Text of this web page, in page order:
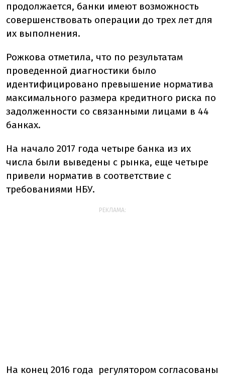
продолжается, банки имеют возможность
совершенствовать операции до трех лет для
их выполнения.
Рожкова отметила, что по результатам
проведенной диагностики было
идентифицировано превышение норматива
максимального размера кредитного риска по
задолженности со связанными лицами в 44
банках.
На начало 2017 года четыре банка из их
числа были выведены с рынка, еще четыре
привели норматив в соответствие с
требованиями НБУ.
РЕКЛАМА:
На конец 2016 года регулятором согласованы